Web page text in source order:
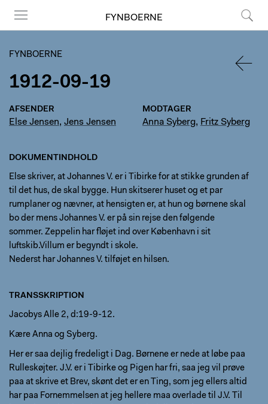
FYNBOERNE
FYNBOERNE
1912-09-19
AFSENDER
Else Jensen, Jens Jensen
MODTAGER
Anna Syberg, Fritz Syberg
DOKUMENTINDHOLD
Else skriver, at Johannes V. er i Tibirke for at stikke grunden af
til det hus, de skal bygge. Hun skitserer huset og et par
rumplaner og nævner, at hensigten er, at hun og børnene skal
bo der mens Johannes V. er på sin rejse den følgende
sommer. Zeppelin har fløjet ind over København i sit
luftskib.Villum er begyndt i skole.
Nederst har Johannes V. tilføjet en hilsen.
TRANSSKRIPTION
Jacobys Alle 2, d:19-9-12.
Kære Anna og Syberg.
Her er saa dejlig fredeligt i Dag. Børnene er nede at løbe paa
Rulleskøjter. J.V. er i Tibirke og Pigen har fri, saa jeg vil prøve
paa at skrive et Brev, skønt det er en Ting, som jeg ellers altid
har paa Fornemmelsen at jeg hellere maa overlade til J.V. Til